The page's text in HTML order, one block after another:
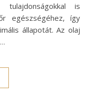
tulajdonságokkal is
egészségéhez, így
állapotát. Az olaj